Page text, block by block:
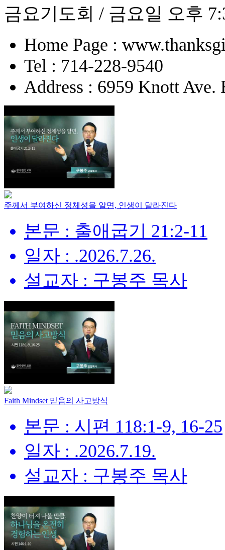
금요기도회 / 금요일 오후
Home Page :
Tel : 714-228-9540
Address : 6959 Knott Ave.
주께서 부여하신 정체성을 알면, 인생이 달라진다
본문 : 출애굽기 21:2-11
일자 : .2026.7.26.
설교자 : 구봉주 목사
Faith Mindset 믿음의 사고방식
본문 : 시편 118:1-9, 16-25
일자 : .2026.7.19.
설교자 : 구봉주 목사